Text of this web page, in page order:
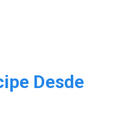
Desde